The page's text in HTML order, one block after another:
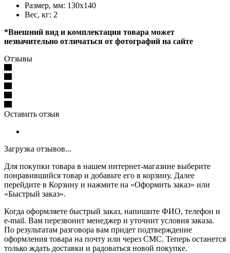
Размер, мм: 130х140
Вес, кг: 2
*Внешний вид и комплектация товара может
незначительно отличаться от фотографий на сайте
Отзывы
Оставить отзыв
Загрузка отзывов...
Для покупки товара в нашем интернет-магазине выберите
понравившийся товар и добавьте его в корзину. Далее
перейдите в Корзину и нажмите на «Оформить заказ» или
«Быстрый заказ».
Когда оформляете быстрый заказ, напишите ФИО, телефон и
e-mail. Вам перезвонит менеджер и уточнит условия заказа.
По результатам разговора вам придет подтверждение
оформления товара на почту или через СМС. Теперь останется
только ждать доставки и радоваться новой покупке.